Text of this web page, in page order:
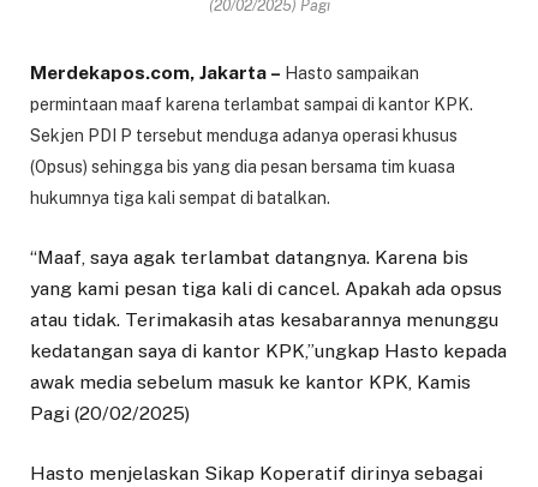
(20/02/2025) Pagi
Merdekapos.com, Jakarta – Hasto sampaikan
permintaan maaf karena terlambat sampai di kantor KPK.
Sekjen PDI P tersebut menduga adanya operasi khusus
(Opsus) sehingga bis yang dia pesan bersama tim kuasa
hukumnya tiga kali sempat di batalkan.
“Maaf, saya agak terlambat datangnya. Karena bis
yang kami pesan tiga kali di cancel. Apakah ada opsus
atau tidak. Terimakasih atas kesabarannya menunggu
kedatangan saya di kantor KPK,”ungkap Hasto kepada
awak media sebelum masuk ke kantor KPK, Kamis
Pagi (20/02/2025)
Hasto menjelaskan Sikap Koperatif dirinya sebagai